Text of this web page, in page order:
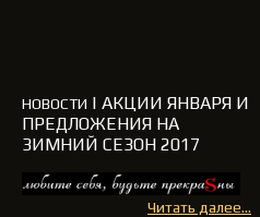
НОВОСТИ | АКЦИИ ЯНВАРЯ И
ПРЕДЛОЖЕНИЯ НА
ЗИМНИЙ СЕЗОН 2017
Читать далее...